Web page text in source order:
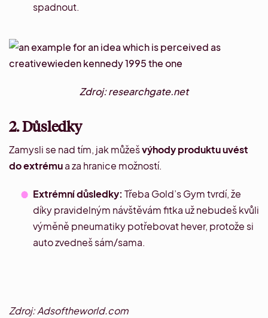
spadnout.
Zdroj: researchgate.net
2. Důsledky
Zamysli se nad tím, jak můžešvýhody produktu uvést
do extrémua za hranice možností.
Extrémní důsledky: Třeba Gold’s Gym tvrdí, že
díky pravidelným návštěvám fitka už nebudeš kvůli
výměně pneumatiky potřebovat hever, protože si
autozvedneš sám/sama.
Zdroj: Adsoftheworld.com